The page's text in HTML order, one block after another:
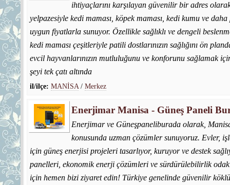
ihtiyaçlarını karşılayan güvenilir bir adres
yelpazesiyle kedi maması, köpek maması, kedi kumu ve
uygun fiyatlarla sunuyor. Özellikle sağlıklı ve dengeli
kedi maması çeşitleriyle patili dostlarınızın sağlığını ön
evcil hayvanlarınızın mutluluğunu ve konforunu sağlamak
şeyi tek çatı altında
il/ilçe: MANİSA / Merkez
Enerjimar Manisa - Güneş Paneli
Enerjimar ve Güneşpaneliburada olarak,
konusunda uzman çözümler sunuyoruz. Evler,
için güneş enerjisi projeleri tasarlıyor, kuruyor ve destek
panelleri, ekonomik enerji çözümleri ve sürdürülebilirlik
için hemen bizi ziyaret edin! Türkiye genelinde güvenilir